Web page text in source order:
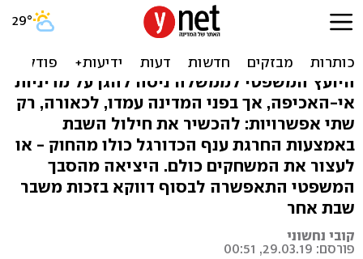
כדורגל בשבת: כך נשמר
הסטטוס-קוו הקדוש
היועץ המשפטי לממשלה ניסה להגן על מדיניות
אי-האכיפה, אך בפני המדינה עמדו, לכאורה, רק
שתי אפשרויות: להכשיר את חילול השבת
באמצעות החרגת ענף הכדורגל כולו מהחוק - או
לעצור את המשחקים כולם. היציאה מהסבך
המשפטי התאפשרה לבסוף דווקא בזכות משבר
שבת אחר
קובי נחשוני
פורסם: 29.03.19, 00:51